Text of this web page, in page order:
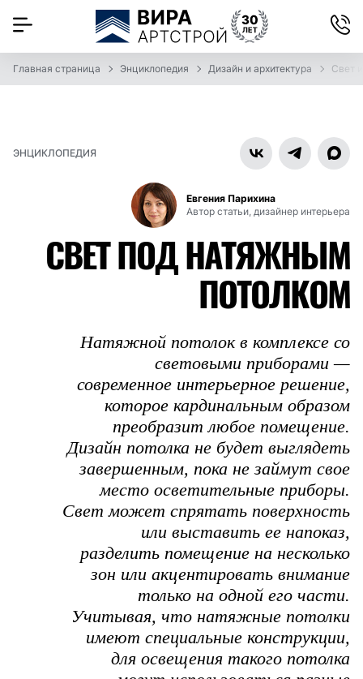
Главная страница Энциклопедия Дизайн и архитектура Свет
ЭНЦИКЛОПЕДИЯ
Евгения Парихина
Автор статьи, дизайнер интерьера
СВЕТ ПОД НАТЯЖНЫМ
ПОТОЛКОМ
Натяжной потолок в комплексе со
световыми приборами —
современное интерьерное решение,
которое кардинальным образом
преобразит любое помещение.
Дизайн потолка не будет выглядеть
завершенным, пока не займут свое
место осветительные приборы.
Свет может спрятать поверхность
или выставить ее напоказ,
разделить помещение на несколько
зон или акцентировать внимание
только на одной его части.
Учитывая, что натяжные потолки
имеют специальные конструкции,
для освещения такого потолка